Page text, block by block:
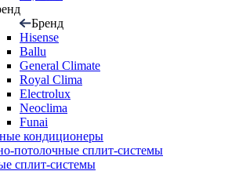
Бренд
Hisense
Ballu
General Climate
Royal Clima
Electrolux
Neoclima
Funai
кондиционеры
потолоч​ные ​сплит-системы
​​сплит-системы